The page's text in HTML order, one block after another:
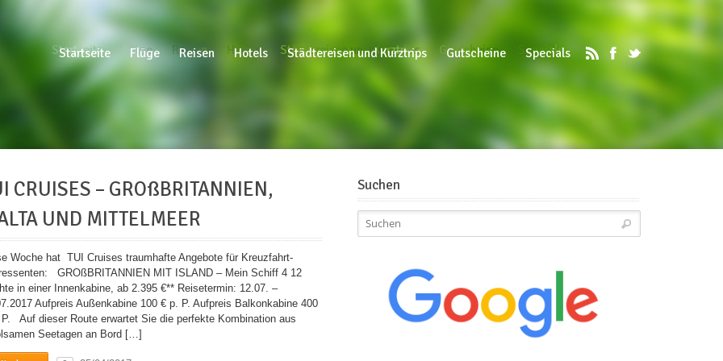
Startseite
Startseite Flüge
Flüge Reisen
Reisen Hotels
Hotels Städtereisen und Kurztrips
Städtereisen und Kurztrips Gutscheine
Gutscheine Specials
Specials
CRUISES – GROßBRITANNIEN,
UND MITTELMEER
Woche hat TUI Cruises traumhafte Angebote für Kreuzfahrt-
GROßBRITANNIEN MIT ISLAND – Mein Schiff 4 12
in einer Innenkabine, ab 2.395 €** Reisetermin: 12.07. –
Aufpreis Außenkabine 100 € p. P. Aufpreis Balkonkabine 400
Auf dieser Route erwartet Sie die perfekte Kombination aus
Seetagen an Bord […]
Suchen